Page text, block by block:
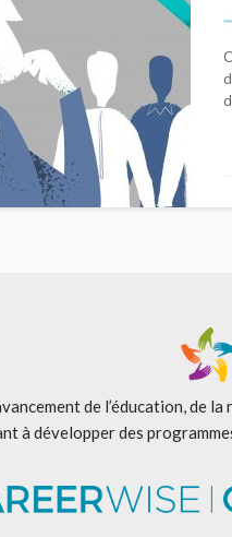
de l’éducation, de
à développer des